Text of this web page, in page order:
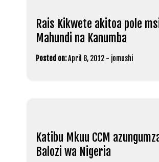
Rais Kikwete akitoa pole
Mahundi na Kanumba
Posted on:April 8, 2012 - jomushi
Katibu Mkuu CCM
Balozi wa Nigeria